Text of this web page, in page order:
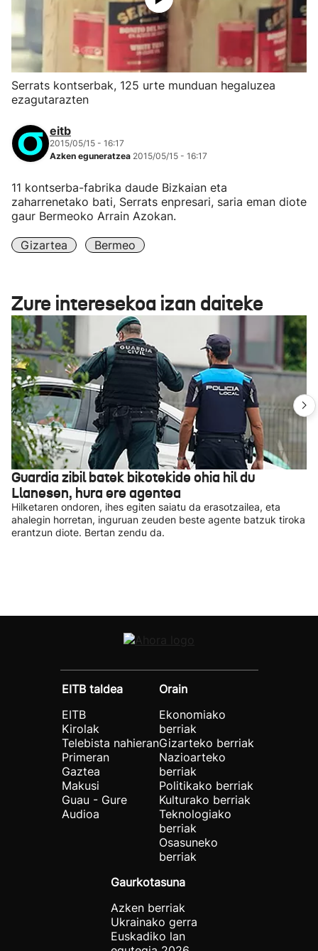
Serrats kontserbak, 125 urte munduan hegaluzea
ezagutarazten
eitb
2015/05/15 - 16:17
Azken eguneratzea 2015/05/15 - 16:17
11 kontserba-fabrika daude Bizkaian eta
zaharrenetako bati, Serrats enpresari, saria eman diote
gaur Bermeoko Arrain Azokan.
Gizartea Bermeo
Zure interesekoa izan daiteke
Guardia zibil batek bikotekide ohia hil du
Llanesen, hura ere agentea
Hilketaren ondoren, ihes egiten saiatu da erasotzailea, eta
ahalegin horretan, inguruan zeuden beste agente batzuk tiroka
erantzun diote. Bertan zendu da.
EITB taldea
EITB
Kirolak
Telebista nahieran
Primeran
Gaztea
Makusi
Guau - Gure
Audioa
Orain
Ekonomiako
berriak
Gizarteko berriak
Nazioarteko
berriak
Politikako berriak
Kulturako berriak
Teknologiako
berriak
Osasuneko
berriak
Gaurkotasuna
Azken berriak
Ukrainako gerra
Euskadiko lan